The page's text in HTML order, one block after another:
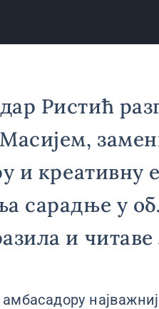
Ристић
и креативну
сарадње у
и